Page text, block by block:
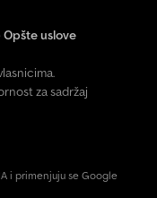
Opšte uslove
za sadržaj
i primenjuju se Google